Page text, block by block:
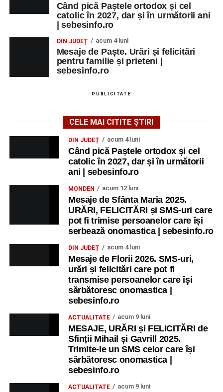
Când pică Paștele ortodox și cel
catolic în 2027, dar și în următorii ani
| sebesinfo.ro
DIN JUDEȚ acum 4 luni
Mesaje de Paște. Urări și felicitări
pentru familie și prieteni |
sebesinfo.ro
PUBLICITATE
CELE MAI CITITE ȘTIRI
DIN JUDEȚ acum 4 luni
Când pică Paștele ortodox și cel
catolic în 2027, dar și în următorii
ani | sebesinfo.ro
MONDEN acum 12 luni
Mesaje de Sfânta Maria 2025.
URĂRI, FELICITĂRI și SMS-uri care
pot fi trimise persoanelor care își
serbează onomastica | sebesinfo.ro
DIN JUDEȚ acum 4 luni
Mesaje de Florii 2026. SMS-uri,
urări și felicitări care pot fi
transmise persoanelor care îşi
sărbătoresc onomastica |
sebesinfo.ro
ACTUALITATE acum 9 luni
MESAJE, URĂRI și FELICITĂRI de
Sfinții Mihail și Gavrill 2025.
Trimite-le un SMS celor care își
sărbătoresc onomastica |
sebesinfo.ro
ACTUALITATE acum 9 luni